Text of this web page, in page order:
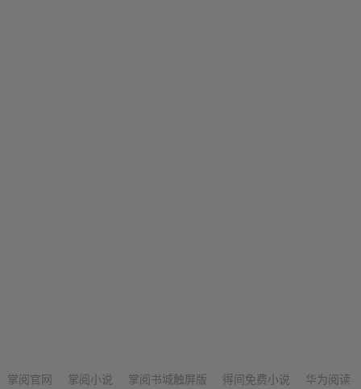
掌阅官网 掌阅小说 掌阅书城触屏版 得间免费小说
华为阅读